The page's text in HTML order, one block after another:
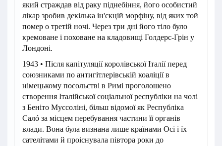
який страждав від раку піднебіння, його особистий
лікар зробив декілька ін'єкцій морфіну, від яких той
помер о третій ночі. Через три дні його тіло було
кремоване і поховане на кладовищі Голдерс-Грін у
Лондоні.
1943 • Після капітуляції королівської Італії перед
союзниками по антигітлерівській коаліції в
німецькому посольстві в Римі проголошено
створення Італійської соціальної республіки на чолі
з Беніто Муссоліні, більш відомої як Республіка
Салó за місцем перебування частини її органів
влади. Вона була визнана лише країнами Осі і їх
сателітами й проіснувала півтора роки до